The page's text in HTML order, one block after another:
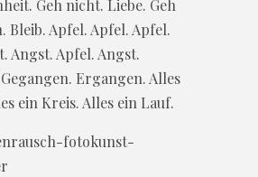
Geh nicht. Liebe. Geh
Bleib. Apfel. Apfel. Apfel.
Angst. Apfel. Angst.
Ergangen. Alles
ein Kreis. Alles ein Lauf.